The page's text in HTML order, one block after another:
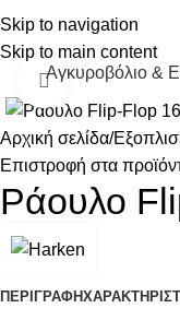
Skip to navigation
Skip to main content
Αγκυροβόλιο &
Κάντε κλικ
Αρχική σελίδα
Επιστροφή στα
Ράουλο
ΠΕΡΙΓΡΑΦΉ